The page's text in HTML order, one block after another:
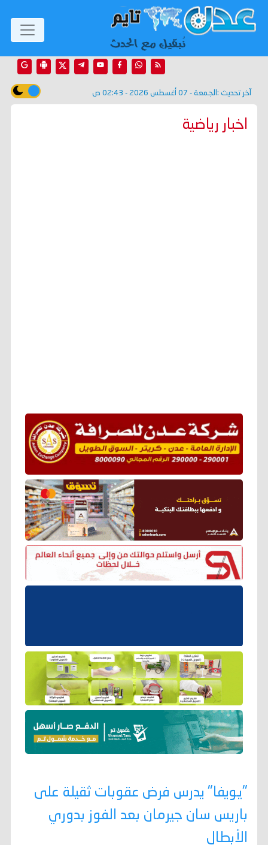
آخر تحديث : الجمعة - 07 أغسطس 2026 - 02:43 ص
اخبار رياضية
"يويفا" يدرس فرض عقوبات ثقيلة على
باريس سان جيرمان بعد الفوز بدوري
الأبطال